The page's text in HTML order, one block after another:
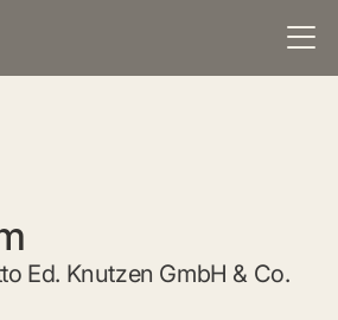
Ed. Knutzen GmbH & Co.